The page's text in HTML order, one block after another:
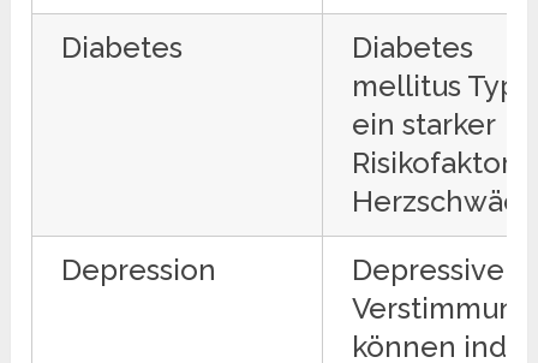
Diabetes
Diabetes
mellitus Typ
ein starker
Risikofaktor
Depression
Depressive
können